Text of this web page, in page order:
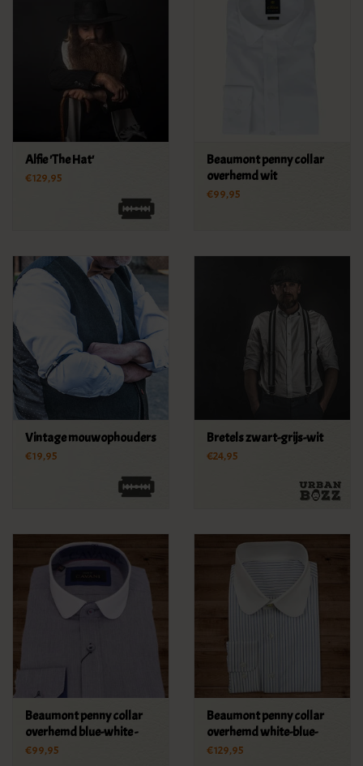
Alfie 'The Hat'
€129,95
Beaumont penny collar
overhemd wit
€99,95
Vintage mouwophouders
€19,95
Bretels zwart-grijs-wit
€24,95
Beaumont penny collar
overhemd blue-white -
stripe
€99,95
Beaumont penny collar
overhemd white-blue-
stripe -stud
€129,95